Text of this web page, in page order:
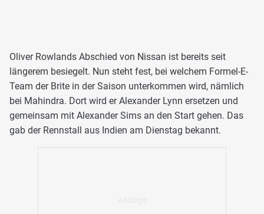
Oliver Rowlands Abschied von Nissan ist bereits seit
längerem besiegelt. Nun steht fest, bei welchem Formel-E-
Team der Brite in der Saison unterkommen wird, nämlich
bei Mahindra. Dort wird er Alexander Lynn ersetzen und
gemeinsam mit Alexander Sims an den Start gehen. Das
gab der Rennstall aus Indien am Dienstag bekannt.